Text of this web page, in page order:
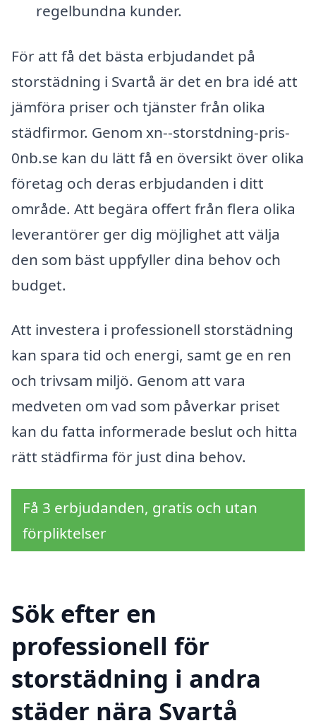
regelbundna kunder.
För att få det bästa erbjudandet på
storstädning i Svartå är det en bra idé att
jämföra priser och tjänster från olika
städfirmor. Genom xn--storstdning-pris-
0nb.se kan du lätt få en översikt över olika
företag och deras erbjudanden i ditt
område. Att begära offert från flera olika
leverantörer ger dig möjlighet att välja
den som bäst uppfyller dina behov och
budget.
Att investera i professionell storstädning
kan spara tid och energi, samt ge en ren
och trivsam miljö. Genom att vara
medveten om vad som påverkar priset
kan du fatta informerade beslut och hitta
rätt städfirma för just dina behov.
Få 3 erbjudanden, gratis och utan
förpliktelser
Sök efter en
professionell för
storstädning i andra
städer nära Svartå